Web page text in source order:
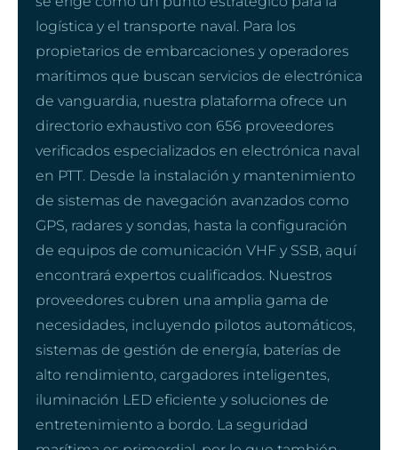
logística y el transporte naval. Para los
propietarios de embarcaciones y operadores
marítimos que buscan servicios de electrónica
de vanguardia, nuestra plataforma ofrece un
directorio exhaustivo con 656 proveedores
verificados especializados en electrónica naval
en PTT. Desde la instalación y mantenimiento
de sistemas de navegación avanzados como
GPS, radares y sondas, hasta la configuración
de equipos de comunicación VHF y SSB, aquí
encontrará expertos cualificados. Nuestros
proveedores cubren una amplia gama de
necesidades, incluyendo pilotos automáticos,
sistemas de gestión de energía, baterías de
alto rendimiento, cargadores inteligentes,
iluminación LED eficiente y soluciones de
entretenimiento a bordo. La seguridad